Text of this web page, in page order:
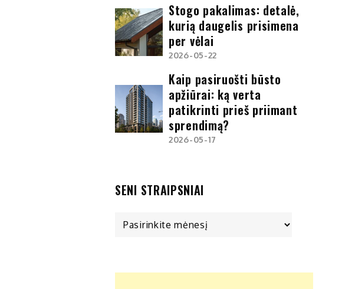
Stogo pakalimas: detalė,
kurią daugelis prisimena
per vėlai
2026-05-22
Kaip pasiruošti būsto
apžiūrai: ką verta
patikrinti prieš priimant
sprendimą?
2026-05-17
SENI STRAIPSNIAI